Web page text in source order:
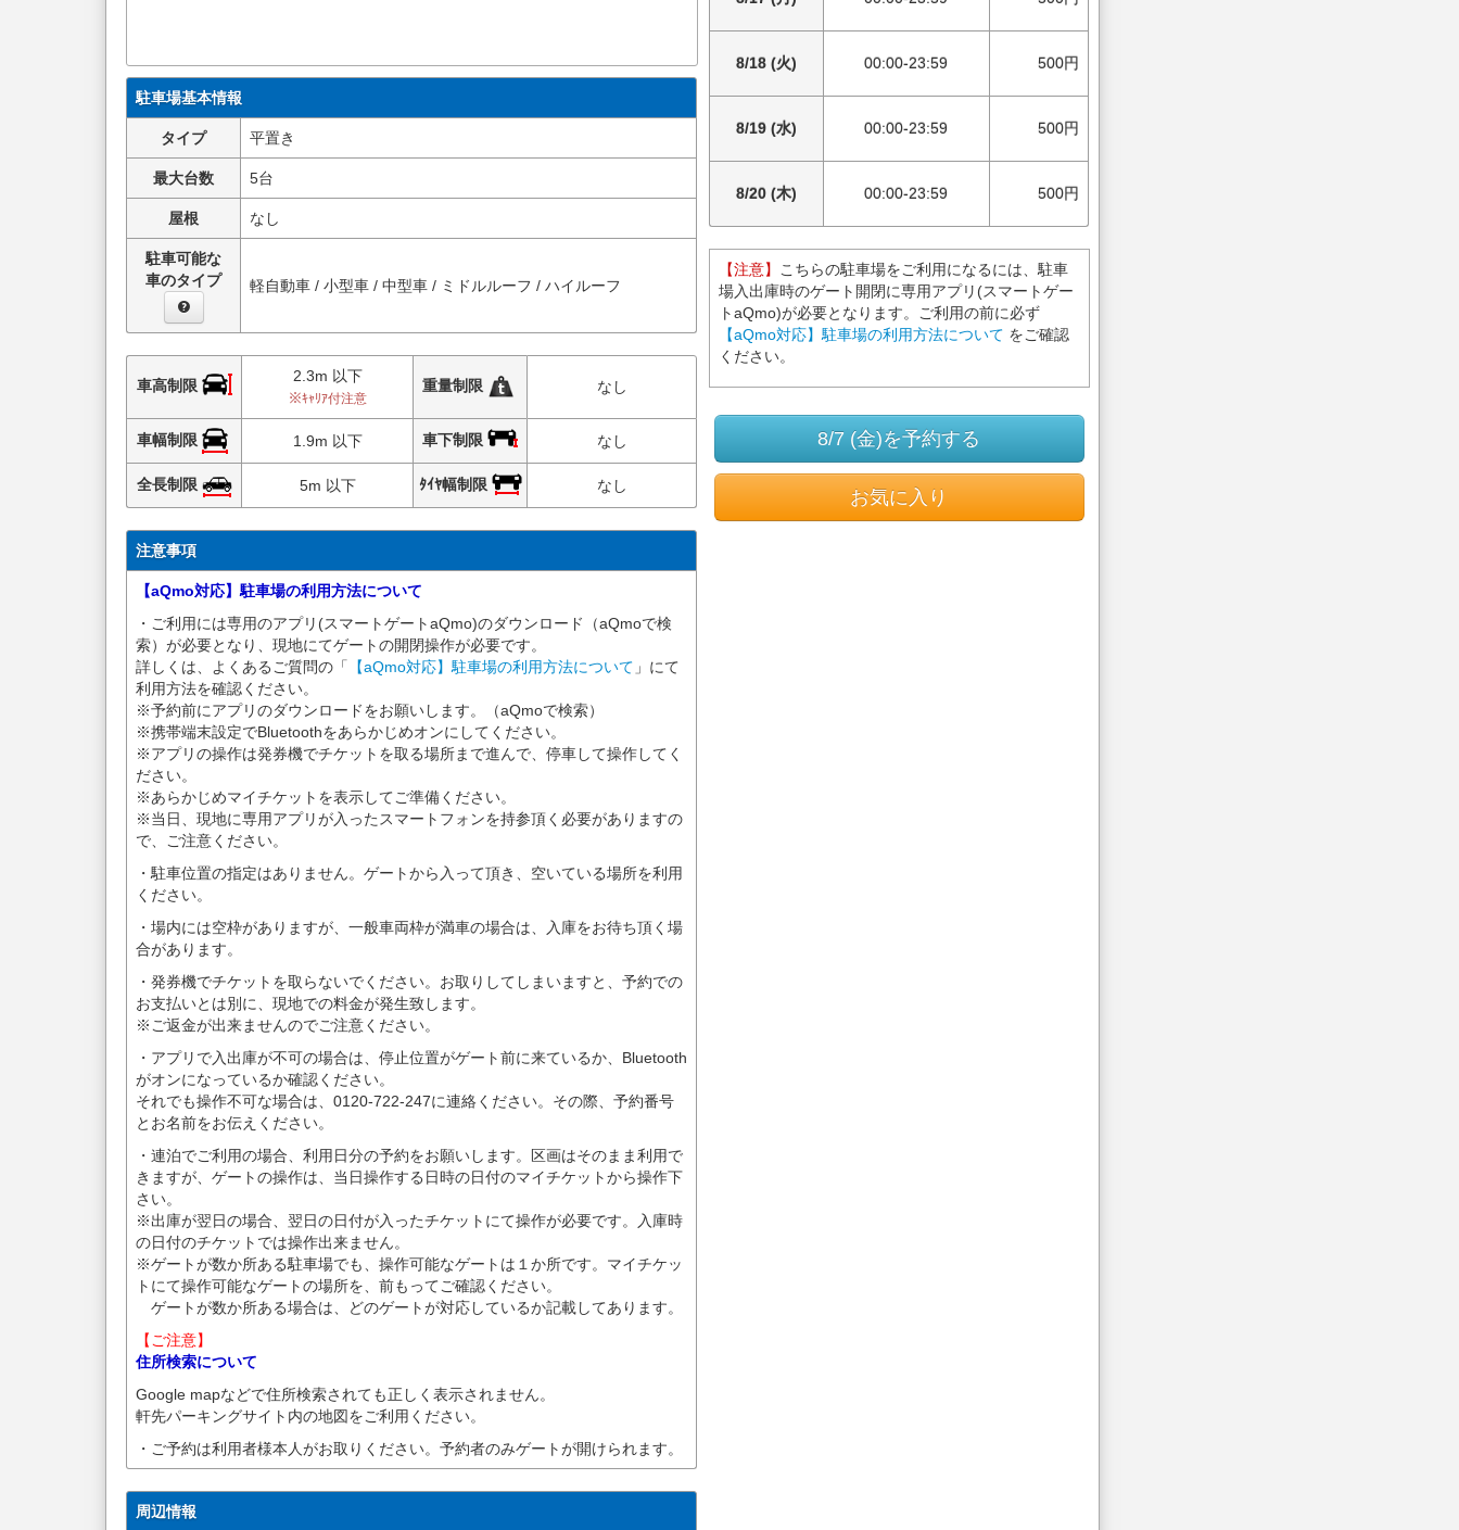
駐車場基本情報
タイプ 平置き
最大台数 5台
屋根 なし
駐車可能な
車のタイプ
軽自動車 / 小型車 / 中型車 / ミドルルーフ / ハイルーフ
車高制限
2.3m 以下
※ｷｬﾘｱ付注意
重量制限 なし
車幅制限 1.9m 以下 車下制限 なし
全長制限 5m 以下 ﾀｲﾔ幅制限 なし
注意事項
【aQmo対応】駐車場の利用方法について
・ご利用には専用のアプリ(スマートゲートaQmo)のダウンロード（aQmoで検
索）が必要となり、現地にてゲートの開閉操作が必要です。
詳しくは、よくあるご質問の「
【aQmo対応】駐車場の利用方法について 」にて
利用方法を確認ください。
※予約前にアプリのダウンロードをお願いします。（aQmoで検索）
※携帯端末設定でBluetoothをあらかじめオンにしてください。
※アプリの操作は発券機でチケットを取る場所まで進んで、停車して操作してく
ださい。
※あらかじめマイチケットを表示してご準備ください。
※当日、現地に専用アプリが入ったスマートフォンを持参頂く必要がありますの
で、ご注意ください。
・駐車位置の指定はありません。ゲートから入って頂き、空いている場所を利用
ください。
・場内には空枠がありますが、一般車両枠が満車の場合は、入庫をお待ち頂く場
合があります。
・発券機でチケットを取らないでください。お取りしてしまいますと、予約での
お支払いとは別に、現地での料金が発生致します。
※ご返金が出来ませんのでご注意ください。
・アプリで入出庫が不可の場合は、停止位置がゲート前に来ているか、Bluetooth
がオンになっているか確認ください。
それでも操作不可な場合は、0120-722-247に連絡ください。その際、予約番号
とお名前をお伝えください。
・連泊でご利用の場合、利用日分の予約をお願いします。区画はそのまま利用で
きますが、ゲートの操作は、当日操作する日時の日付のマイチケットから操作下
さい。
※出庫が翌日の場合、翌日の日付が入ったチケットにて操作が必要です。入庫時
の日付のチケットでは操作出来ません。
※ゲートが数か所ある駐車場でも、操作可能なゲートは１か所です。マイチケッ
トにて操作可能なゲートの場所を、前もってご確認ください。
ゲートが数か所ある場合は、どのゲートが対応しているか記載してあります。
【ご注意】
住所検索について
Google mapなどで住所検索されても正しく表示されません。
軒先パーキングサイト内の地図をご利用ください。
・ご予約は利用者様本人がお取りください。予約者のみゲートが開けられます。
周辺情報
8/18 (火) 00:00-23:59 500円
8/19 (水) 00:00-23:59 500円
8/20 (木) 00:00-23:59 500円
【注意】 こちらの駐車場をご利用になるには、駐車
場入出庫時のゲート開閉に専用アプリ(スマートゲー
トaQmo)が必要となります。ご利用の前に必ず
【aQmo対応】駐車場の利用方法について をご確認
ください。
8/7 (金)を予約する
お気に入り